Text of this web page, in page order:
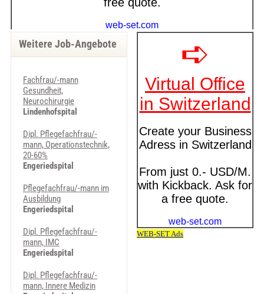
Weitere Job-Angebote
Fachfrau/-mann
Gesundheit,
Neurochirurgie
Lindenhofspital
Dipl. Pflegefachfrau/-
mann, Operationstechnik,
20-60%
Engeriedspital
Pflegefachfrau/-mann im
Ausbildung
Engeriedspital
Dipl. Pflegefachfrau/-
mann, IMC
Engeriedspital
Dipl. Pflegefachfrau/-
mann, Innere Medizin